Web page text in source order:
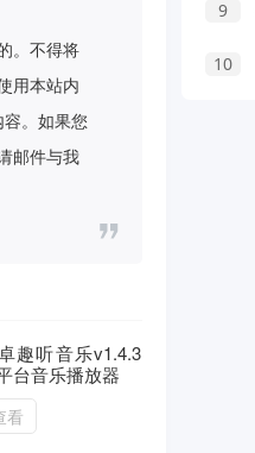
。不得将
用本站内
。如果您
邮件与我
趣听音乐v1.4.3
台音乐播放器
看
9
10